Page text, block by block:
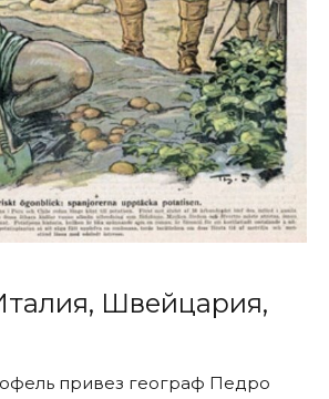
Швейцария,
привез географ Педро